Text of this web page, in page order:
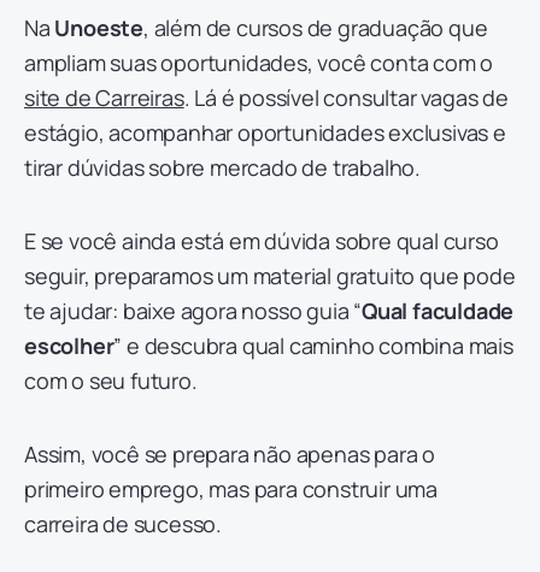
Na Unoeste, além de cursos de graduação que
ampliam suas oportunidades, você conta com o
site de Carreiras. Lá é possível consultar vagas de
estágio, acompanhar oportunidades exclusivas e
tirar dúvidas sobre mercado de trabalho.
E se você ainda está em dúvida sobre qual curso
seguir, preparamos um material gratuito que pode
te ajudar: baixe agora nosso guia “Qual faculdade
escolher” e descubra qual caminho combina mais
com o seu futuro.
Assim, você se prepara não apenas para o
primeiro emprego, mas para construir uma
carreira de sucesso.